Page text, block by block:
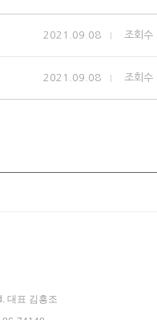
2021.09.08 조회수
2021.09.08 조회수
대표 김흥조